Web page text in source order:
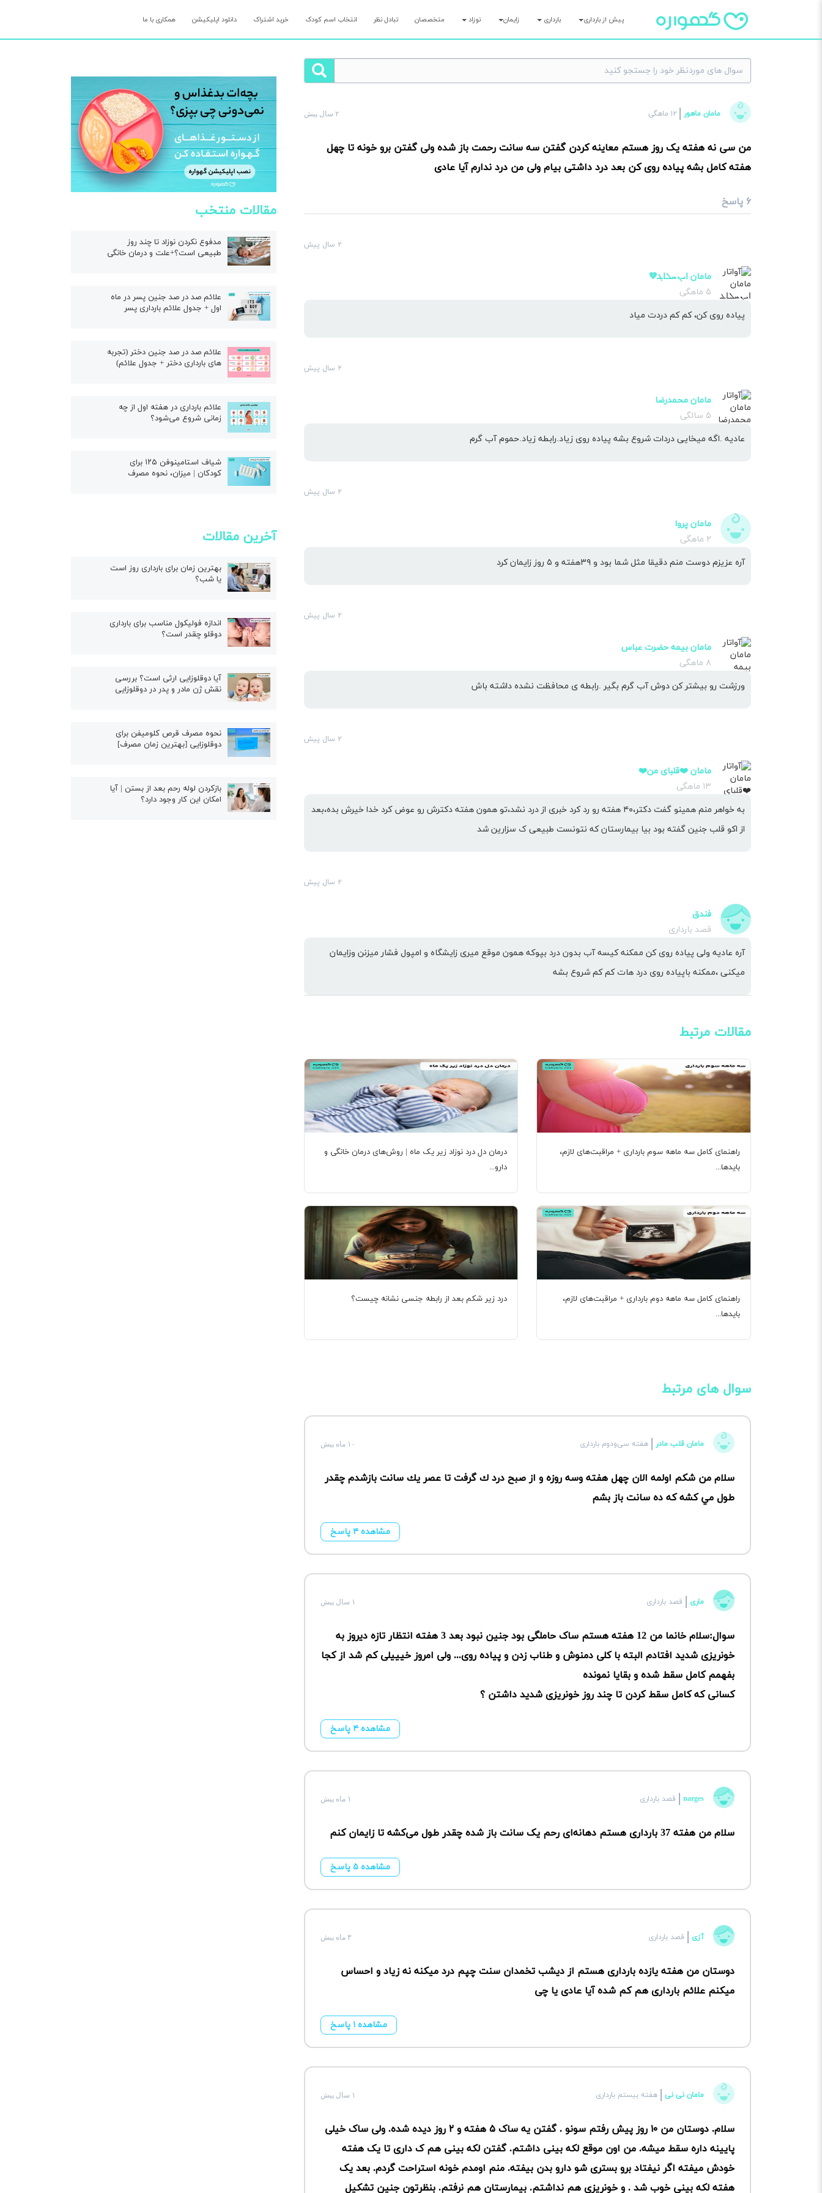
پیش از بارداری بارداری زایمان نوزاد متخصصان تبادل نظر انتخاب اسم کودک خرید اشتراک دانلود اپلیکیشن همکاری با ما
مامان ماهور ۱۲ ماهگی ۲ سال پیش
من سی نه هفته یک روز هستم معاینه کردن گفتن سه سانت رحمت باز شده ولی گفتن برو خونه تا چهل
هفته کامل بشه پیاده روی کن بعد درد داشتی بیام ولی من درد ندارم آیا عادی
۶ پاسخ
۲ سال پیش
مامان ߊ‌ܝ‌ܢܚܠߊ‌ܔ💙
۵ ماهگی
پیاده روی کن، کم کم دردت میاد
۲ سال پیش
مامان محمدرضا
۵ سالگی
عادیه .اگه میخایی دردات شروع بشه پیاده روی زیاد.رابطه زیاد.حموم آب گرم
۲ سال پیش
مامان پروا
۲ ماهگی
آره عزیزم دوست منم دقیقا مثل شما بود و ۳۹هفته و ۵ روز زایمان کرد
۲ سال پیش
مامان بیمه حضرت عباس
۸ ماهگی
ورزشت رو بیشتر کن دوش آب گرم بگیر .رابطه ی محافظت نشده داشته باش
۲ سال پیش
مامان ❤️قلبای من❤️
۱۳ ماهگی
به خواهر منم همینو گفت دکتر،۴۰ هفته رو رد کرد خبری از درد نشد،تو همون هفته دکترش رو عوض کرد خدا خیرش بده،بعد
از اکو قلب جنین گفته بود بیا بیمارستان که نتونست طبیعی ک سزارین شد
۲ سال پیش
فندق
قصد بارداری
آره عادیه ولی پیاده روی کن ممکنه کیسه آب بدون درد بپوکه همون موقع میری زایشگاه و امپول فشار میزنن وزایمان
میکنی ،ممکنه باپیاده روی درد هات کم کم شروع بشه
مقالات مرتبط
درمان دل درد نوزاد زیر یک ماه | روش‌های درمان خانگی و
دارو...
راهنمای کامل سه ماهه سوم بارداری + مراقبت‌های لازم،
بایدها...
درد زیر شکم بعد از رابطه جنسی نشانه چیست؟
راهنمای کامل سه ماهه دوم بارداری + مراقبت‌های لازم،
بایدها...
سوال های مرتبط
مامان قلب مادر هفته سی‌ودوم بارداری ۱۰ ماه پیش
سلام من شكم اولمه الان چهل هفته وسه روزه و از صبح درد ك گرفت تا عصر يك سانت بازشدم چقدر
طول مي كشه كه ده سانت باز بشم
مشاهده ۴ پاسخ
ماری قصد بارداری ۱ سال پیش
سوال:سلام خانما من 12 هفته هستم ساک حاملگی بود جنین نبود بعد 3 هفته انتظار تازه دیروز به
خونریزی شدید افتادم البته با کلی دمنوش و طناب زدن و پیاده روی... ولی امروز خیییلی کم شد از کجا
بفهمم کامل سقط شده و بقایا نمونده
کسانی که کامل سقط کردن تا چند روز خونریزی شدید داشتن ؟
مشاهده ۴ پاسخ
narges قصد بارداری ۱ ماه پیش
سلام من هفته 37 بارداری هستم دهانه‌ای رحم یک سانت باز شده چقدر طول می‌کشه تا زایمان کنم
مشاهده ۵ پاسخ
آزی قصد بارداری ۳ ماه پیش
دوستان من هفته یازده بارداری هستم از دیشب تخمدان سنت چپم درد میکنه نه زیاد و احساس
میکنم علائم بارداری هم کم شده آیا عادی یا چی
مشاهده ۱ پاسخ
مامان نی نی هفته بیستم بارداری ۱ سال پیش
سلام. دوستان من ۱۰ روز پیش رفتم سونو . گفتن یه ساک ۵ هفته و ۲ روز دیده شده. ولی ساک خیلی
پایینه داره سقط میشه. من اون موقع لکه بینی داشتم. گفتن لکه بینی هم ک داری تا یک هفته
خودش میفته اگر نیفتاد برو بستری شو دارو بدن بیفته. منم اومدم خونه استراحت گردم. بعد یک
هفته لکه بینی خوب شد . و خونریزی هم نداشتم. بیمارستان هم نرفتم. بنظرتون جنین تشکیل
مقالات منتخب
مدفوع نکردن نوزاد تا چند روز
طبیعی است؟+علت و درمان خانگی
علائم صد در صد جنین پسر در ماه
اول + جدول علائم بارداری پسر
علائم صد در صد جنین دختر (تجربه
های بارداری دختر + جدول علائم)
علائم بارداری در هفته اول از چه
زمانی شروع می‌شود؟
شیاف استامینوفن ۱۲۵ برای
کودکان | میزان، نحوه مصرف
آخرین مقالات
بهترین زمان برای بارداری روز است
یا شب؟
اندازه فولیکول مناسب برای بارداری
دوقلو چقدر است؟
آیا دوقلوزایی ارثی است؟ بررسی
نقش ژن مادر و پدر در دوقلوزایی
نحوه مصرف قرص کلومیفن برای
دوقلوزایی [بهترین زمان مصرف]
بازکردن لوله رحم بعد از بستن | آیا
امکان این کار وجود دارد؟
×